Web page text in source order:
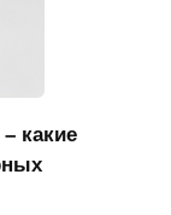
какие